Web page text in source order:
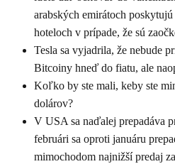
arabských emirátoch
hoteloch v prípade, že sú
Tesla sa vyjadrila, že nebude
Bitcoiny hneď do fiatu, ale
Koľko by ste mali, keby ste
dolárov?
V USA sa naďalej prepadáva
februári sa oproti januáru
mimochodom najnižší predaj